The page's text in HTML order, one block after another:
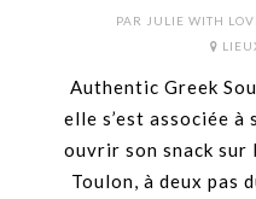
PAR JULIE WITH
Authentic Greek
elle s’est associée
ouvrir son snack sur
Toulon, à deux pas